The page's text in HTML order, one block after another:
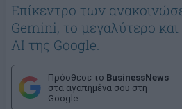
Επίκεντρο των
Gemini, το μεγαλύτερο
AI της Google.
Πρόσθεσε το BusinessNews
στα αγαπημένα σου στη
Google